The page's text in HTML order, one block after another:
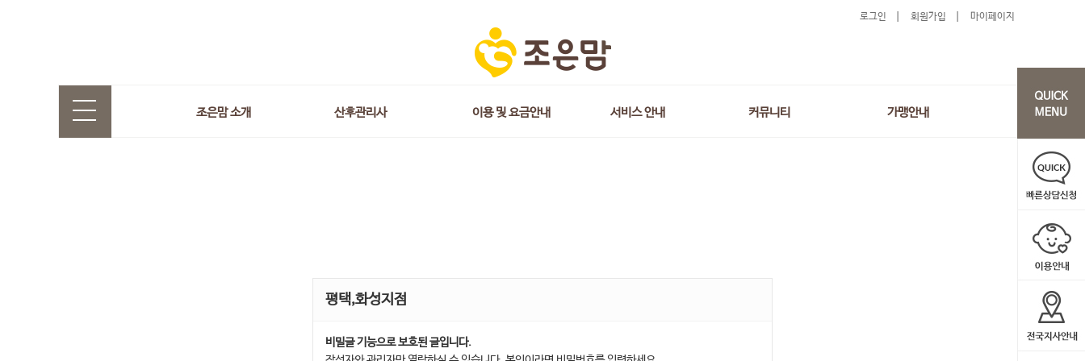
로그인 회원가입 마이페이지
조은맘 소개 산후관리사 이용 및 요금안내 서비스 안내 커뮤니티 가맹안내
평택,화성지점
비밀글 기능으로 보호된 글입니다.